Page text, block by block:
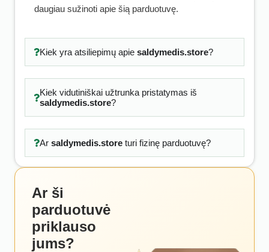
daugiau sužinoti apie šią parduotuvę.
Kiek yra atsiliepimų apie saldymedis.store?
Kiek vidutiniškai užtrunka pristatymas iš
saldymedis.store?
Ar saldymedis.storeturi fizinę parduotuvę?
Ar ši
parduotuvė
priklauso
jums?